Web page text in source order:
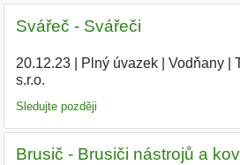
Svářeč - Svářeči
20.12.23| Plný úvazek| Vodňany|
s.r.o.
Sledujte později
Brusič - Brusiči nástrojů a